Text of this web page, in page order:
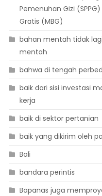
Pemenuhan Gizi
Gratis (MBG)
bahan mentah tidak
mentah
bahwa di tengah
baik dari sisi investasi
kerja
baik di sektor pertanian
baik yang dikirim oleh
Bali
bandara perintis
Bapanas juga